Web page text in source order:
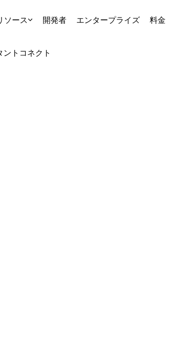
ソース 開発者 エンタープライズ 料金
ント コネクト